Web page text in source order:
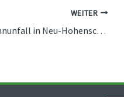
WEITER
Straßenbahnunfall in Neu-Hohenschönhausen: Bezirksamt dankt Einsatzkräften – Berlin.de